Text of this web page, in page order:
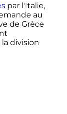
par l'Italie,
au
de Grèce
division